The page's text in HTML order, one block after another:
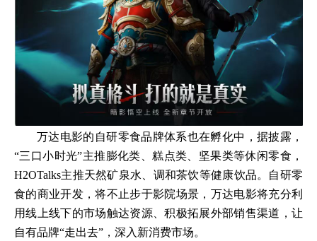
万达电影的自研零食品牌体系也在孵化中，据披露，
“三口小时光”主推膨化类、糕点类、坚果类等休闲零食，
H2OTalks主推天然矿泉水、调和茶饮等健康饮品。自研零
食的商业开发，将不止步于影院场景，万达电影将充分利
用线上线下的市场触达资源、积极拓展外部销售渠道，让
自有品牌“走出去”，深入新消费市场。